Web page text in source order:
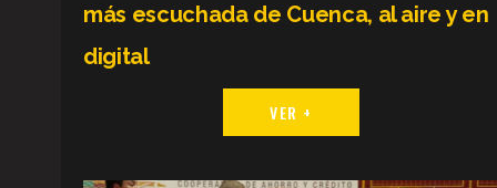
más escuchada de Cuenca, al aire y en
digital
VER +